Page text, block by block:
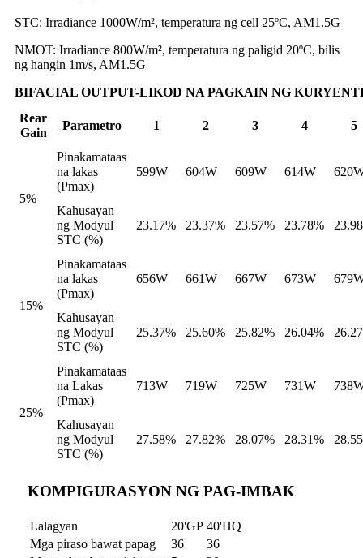
STC: Irradiance 1000W/m², temperatura ng cell 25ºC, AM1.5G
NMOT: Irradiance 800W/m², temperatura ng paligid 20ºC, bilis
ng hangin 1m/s, AM1.5G
BIFACIAL OUTPUT-LIKOD NA PAGKAIN NG
Rear
Gain
Parametro 1 2 3 4 5
5%
Pinakamataas
na lakas
(Pmax)
599W 604W 609W 614W
Kahusayan
ng Modyul
STC (%)
23.17% 23.37% 23.57% 23.78%
15%
Pinakamataas
na lakas
(Pmax)
656W 661W 667W 673W
Kahusayan
ng Modyul
STC (%)
25.37% 25.60% 25.82% 26.04%
25%
Pinakamataas
na Lakas
(Pmax)
713W 719W 725W 731W
Kahusayan
ng Modyul
STC (%)
27.58% 27.82% 28.07% 28.31%
KOMPIGURASYON NG PAG-IMBAK
Lalagyan 20'GP 40'HQ
Mga piraso bawat papag
36
36